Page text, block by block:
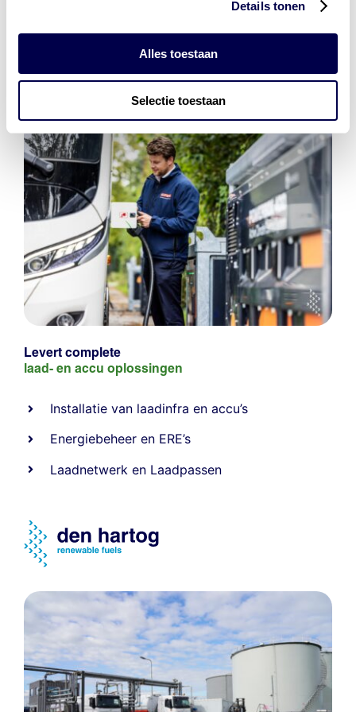
Details tonen
Alles toestaan
Selectie toestaan
vier divisies
Levert complete
laad- en accu oplossingen
Installatie van laadinfra en accu’s
Energiebeheer en ERE’s
Laadnetwerk en Laadpassen